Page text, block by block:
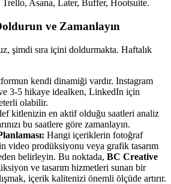
Trello, Asana, Later, Buffer, Hootsuite.
ve Zamanlayın
şimdi sıra içini doldurmakta. Haftalık
kendi dinamiği vardır. Instagram
3-5 hikaye idealken, LinkedIn için
olabilir.
kitlenizin en aktif olduğu saatleri analiz
bu saatlere göre zamanlayın.
Hangi içeriklerin fotoğraf
video prodüksiyonu veya grafik tasarım
belirleyin. Bu noktada, BC Creative
ve tasarım hizmetleri sunan bir
içerik kalitenizi önemli ölçüde artırır.